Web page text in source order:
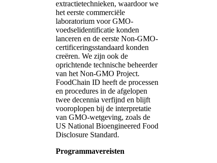
extractietechnieken, waardoor we
het eerste commerciële
laboratorium voor GMO-
voedselidentificatie konden
lanceren en de eerste Non-GMO-
certificeringsstandaard konden
creëren. We zijn ook de
oprichtende technische beheerder
van het Non-GMO Project.
FoodChain ID heeft de processen
en procedures in de afgelopen
twee decennia verfijnd en blijft
vooroplopen bij de interpretatie
van GMO-wetgeving, zoals de
US National Bioengineered Food
Disclosure Standard.
Programmavereisten